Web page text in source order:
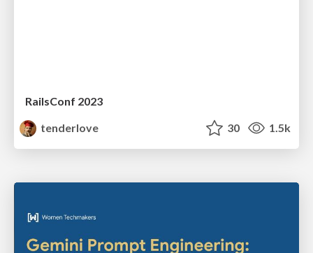
RailsConf 2023
tenderlove
30 1.5k